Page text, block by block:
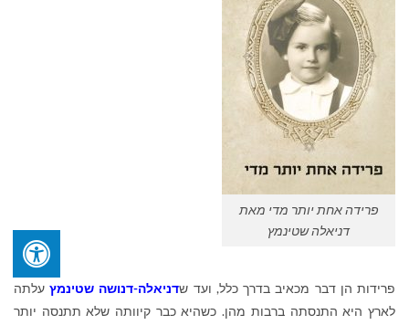
פרידה אחת יותר מדי מאת
דניאלה שטינמץ
פרידות הן דבר מכאיב בדרך כלל, ועד שדניאלה-דנושה שטינמץעלתה
לארץ היא התנסתה ברבות מהן. כשהיא כבר קיוותה שלא תתנסה יותר